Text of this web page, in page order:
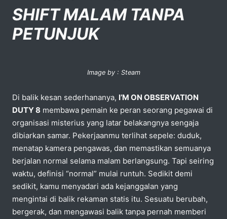
SHIFT MALAM TANPA
PETUNJUK
Image by : Steam
Di balik kesan sederhananya, I’M ON OBSERVATION
DUTY 8 membawa pemain ke peran seorang pegawai di
organisasi misterius yang latar belakangnya sengaja
dibiarkan samar. Pekerjaanmu terlihat sepele: duduk,
menatap kamera pengawas, dan memastikan semuanya
berjalan normal selama malam berlangsung. Tapi seiring
waktu, definisi “normal” mulai runtuh. Sedikit demi
sedikit, kamu menyadari ada kejanggalan yang
mengintai di balik rekaman statis itu. Sesuatu berubah,
bergerak, dan mengawasi balik tanpa pernah memberi